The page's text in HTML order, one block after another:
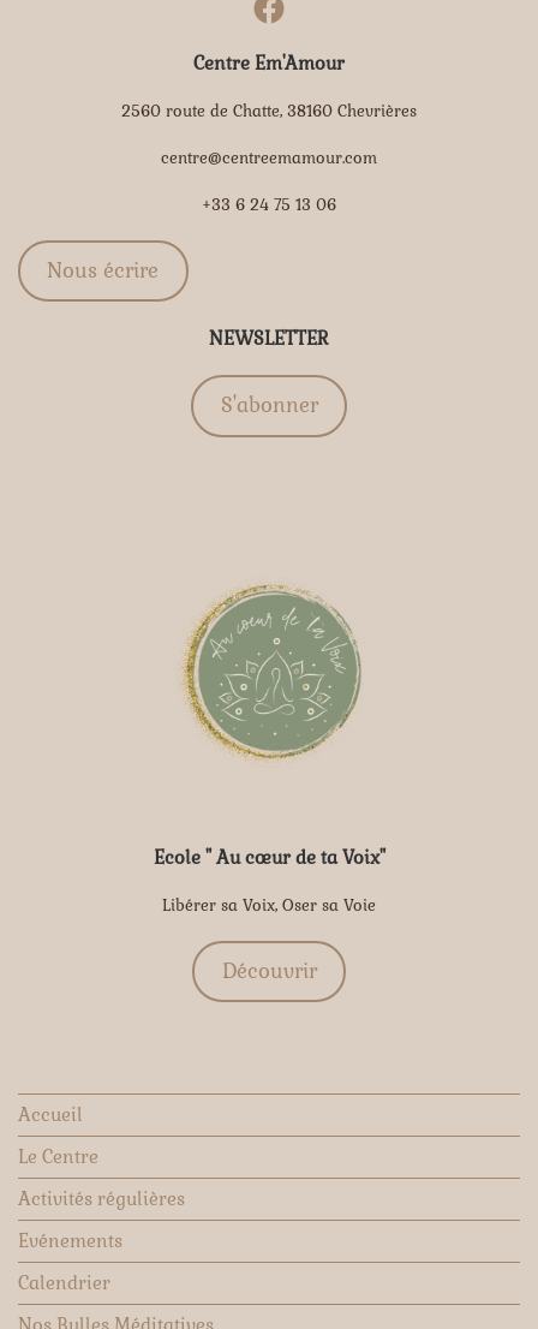
Centre Em'Amour
2560 route de Chatte, 38160 Chevrières
centre@centreemamour.com
+33 6 24 75 13 06
Nous écrire
NEWSLETTER
S'abonner
Ecole " Au cœur de ta Voix"
Libérer sa Voix, Oser sa Voie
Découvrir
Accueil
Le Centre
Activités régulières
Evénements
Calendrier